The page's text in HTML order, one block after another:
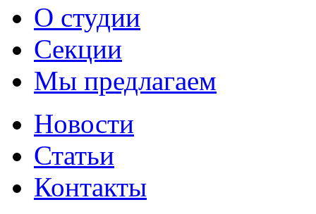
О студии
Секции
Мы предлагаем
Новости
Статьи
Контакты